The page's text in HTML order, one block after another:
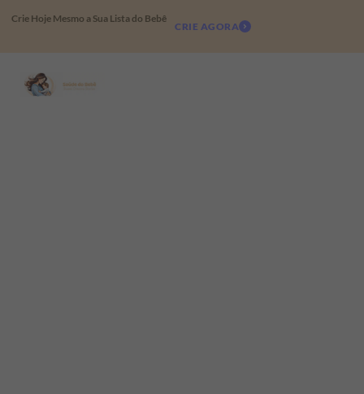
Crie Hoje Mesmo a Sua Lista do Bebê
CRIE AGORA